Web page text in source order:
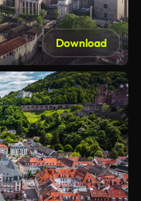
Download